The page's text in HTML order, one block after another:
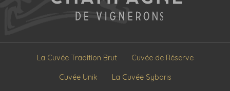
La Cuvée Tradition Brut Cuvée de Réserve
Cuvée Unik La Cuvée Sybaris